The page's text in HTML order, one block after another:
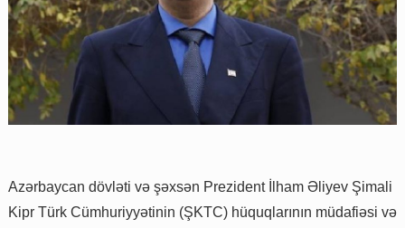
Azərbaycan dövləti və şəxsən Prezident İlham Əliyev Şimali
Kipr Türk Cümhuriyyətinin (ŞKTC) hüquqlarının müdafiəsi və